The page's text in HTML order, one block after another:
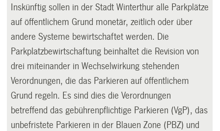
Inskünftig sollen in der Stadt Winterthur alle Parkplätze
auf öffentlichem Grund monetär, zeitlich oder über
andere Systeme bewirtschaftet werden. Die
Parkplatzbewirtschaftung beinhaltet die Revision von
drei miteinander in Wechselwirkung stehenden
Verordnungen, die das Parkieren auf öffentlichem
Grund regeln. Es sind dies die Verordnungen
betreffend das gebührenpflichtige Parkieren (VgP), das
unbefristete Parkieren in der Blauen Zone (PBZ) und